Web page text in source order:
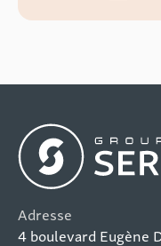
Adresse
4 boulevard Eugène